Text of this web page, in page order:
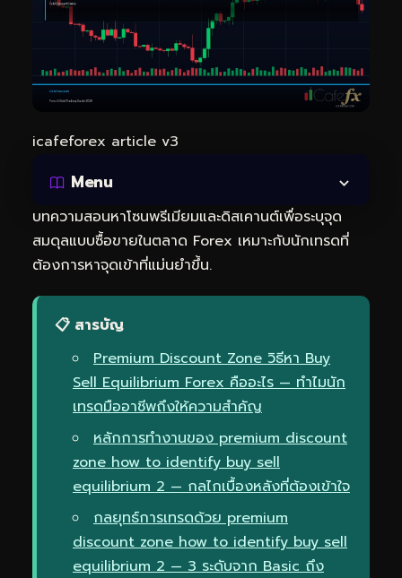
icafeforex article v3
Menu
บทความสอนหาโซนพรีเมียมและดิสเคานต์เพื่อระบุจุด
สมดุลแบบซื้อขายในตลาด Forex เหมาะกับนักเทรดที่
ต้องการหาจุดเข้าที่แม่นยำขึ้น.
📋 สารบัญ
Premium Discount Zone วิธีหา Buy
Sell Equilibrium Forex คืออะไร — ทำไมนัก
เทรดมืออาชีพถึงให้ความสำคัญ
หลักการทำงานของ premium discount
zone how to identify buy sell
equilibrium 2 — กลไกเบื้องหลังที่ต้องเข้าใจ
กลยุทธ์การเทรดด้วย premium
discount zone how to identify buy sell
equilibrium 2 — 3 ระดับจาก Basic ถึง